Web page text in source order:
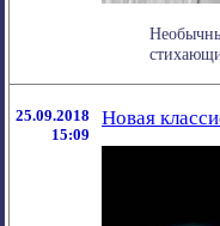
25.09.2018
15:09
Новая